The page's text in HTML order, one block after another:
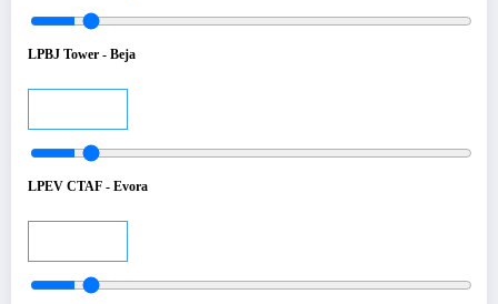
LPBJ Tower - Beja
LPEV CTAF - Evora